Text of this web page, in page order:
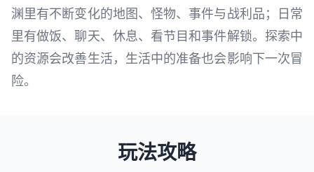
渊里有不断变化的地图、怪物、事件与战利品；日常
里有做饭、聊天、休息、看节目和事件解锁。探索中
的资源会改善生活，生活中的准备也会影响下一次冒
险。
玩法攻略